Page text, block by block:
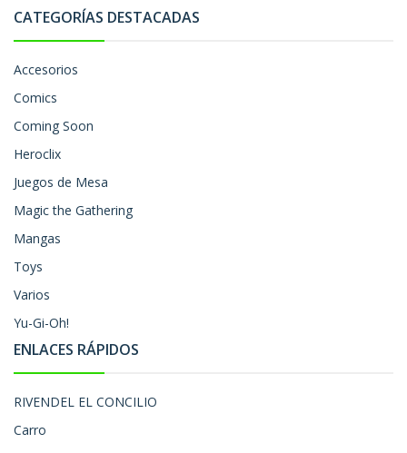
CATEGORÍAS DESTACADAS
Accesorios
Comics
Coming Soon
Heroclix
Juegos de Mesa
Magic the Gathering
Mangas
Toys
Varios
Yu-Gi-Oh!
ENLACES RÁPIDOS
RIVENDEL EL CONCILIO
Carro